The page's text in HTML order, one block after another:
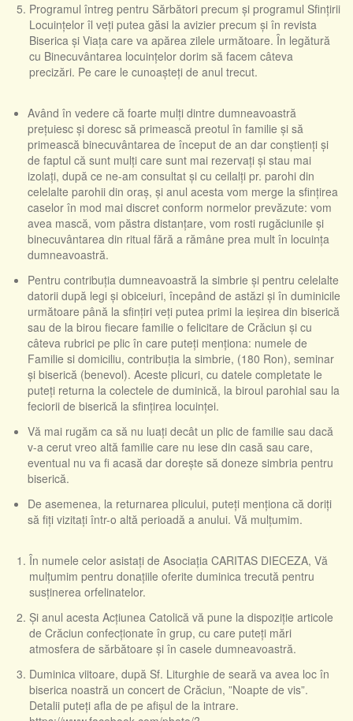
Programul întreg pentru Sărbători precum și programul Sfințirii
Locuințelor îl veți putea găsi la avizier precum și în revista
Biserica și Viața care va apărea zilele următoare. În legătură
cu Binecuvântarea locuințelor dorim să facem câteva
precizări. Pe care le cunoașteți de anul trecut.
Având în vedere că foarte mulți dintre dumneavoastră
prețuiesc și doresc să primească preotul în familie și să
primească binecuvântarea de început de an dar conștienți și
de faptul că sunt mulți care sunt mai rezervați și stau mai
izolați, după ce ne-am consultat și cu ceilalți pr. parohi din
celelalte parohii din oraș, și anul acesta vom merge la sfințirea
caselor în mod mai discret conform normelor prevăzute: vom
avea mască, vom păstra distanțare, vom rosti rugăciunile și
binecuvântarea din ritual fără a rămâne prea mult în locuința
dumneavoastră.
Pentru contribuția dumneavoastră la simbrie și pentru celelalte
datorii după legi și obiceiuri, începând de astăzi și în duminicile
următoare până la sfințiri veți putea primi la ieșirea din biserică
sau de la birou fiecare familie o felicitare de Crăciun și cu
câteva rubrici pe plic în care puteți menționa: numele de
Familie si domiciliu, contribuția la simbrie, (180 Ron), seminar
și biserică (benevol). Aceste plicuri, cu datele completate le
puteți returna la colectele de duminică, la biroul parohial sau la
feciorii de biserică la sfințirea locuinței.
Vă mai rugăm ca să nu luați decât un plic de familie sau dacă
v-a cerut vreo altă familie care nu iese din casă sau care,
eventual nu va fi acasă dar dorește să doneze simbria pentru
biserică.
De asemenea, la returnarea plicului, puteți menționa că doriți
să fiți vizitați într-o altă perioadă a anului. Vă mulțumim.
În numele celor asistați de Asociația CARITAS DIECEZA, Vă
mulțumim pentru donațiile oferite duminica trecută pentru
susținerea orfelinatelor.
Și anul acesta Acțiunea Catolică vă pune la dispoziție articole
de Crăciun confecționate în grup, cu care puteți mări
atmosfera de sărbătoare și în casele dumneavoastră.
Duminica viitoare, după Sf. Liturghie de seară va avea loc în
biserica noastră un concert de Crăciun, ”Noapte de vis”.
Detalii puteți afla de pe afișul de la intrare.